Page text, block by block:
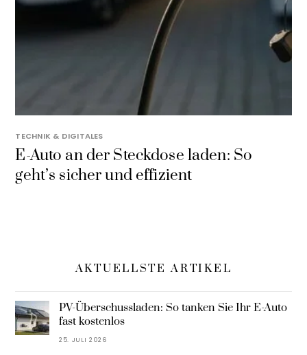
TECHNIK & DIGITALES
E-Auto an der Steckdose laden: So
geht’s sicher und effizient
AKTUELLSTE ARTIKEL
PV-Überschussladen: So tanken Sie Ihr E-Auto
fast kostenlos
25. JULI 2026